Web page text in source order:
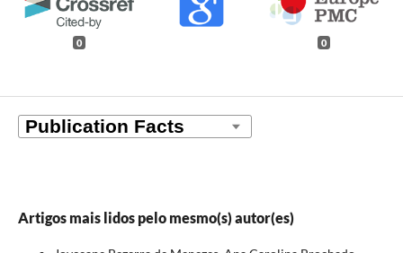
0 0
Artigos mais lidos pelo mesmo(s) autor(es)